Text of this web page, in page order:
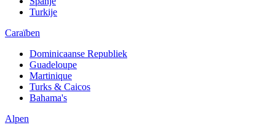
Turkije
Caraïben
Dominicaanse Republiek
Guadeloupe
Martinique
Turks & Caicos
Bahama's
Alpen